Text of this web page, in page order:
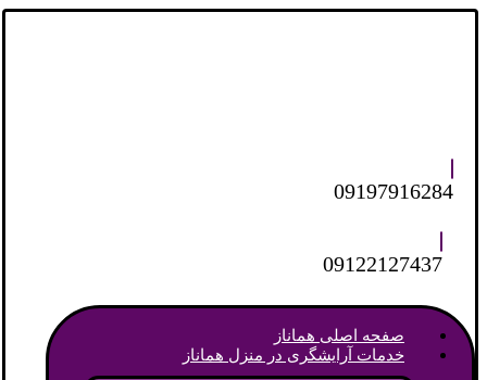
09197916284
09122127437
صفحه اصلی هماناز
خدمات آرایشگری در منزل هماناز